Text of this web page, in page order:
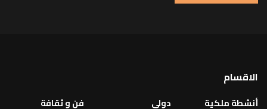
الاقسام
أنشطة ملكية
دولي
فن و ثقافة